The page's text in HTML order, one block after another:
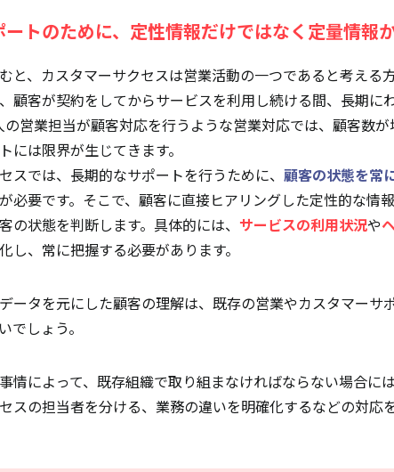
トのために、定性情報だけではなく定量情報
と、カスタマーサクセスは営業活動の一つであると考える
顧客が契約をしてからサービスを利用し続ける間、長期に
の営業担当が顧客対応を行うような営業対応では、顧客数
には限界が生じてきます。
スでは、長期的なサポートを行うために、 顧客の状態を常
が必要です。そこで、顧客に直接ヒアリングした定性的な情
の状態を判断します。具体的には、 サービスの利用状況や
し、常に把握する必要があります。
ータを元にした顧客の理解は、既存の営業やカスタマーサ
でしょう。
情によって、既存組織で取り組まなければならない場合に
スの担当者を分ける、業務の違いを明確化するなどの対応